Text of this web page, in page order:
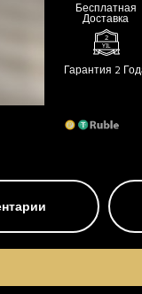
Бесплатная
Доставка
Гарантия 2